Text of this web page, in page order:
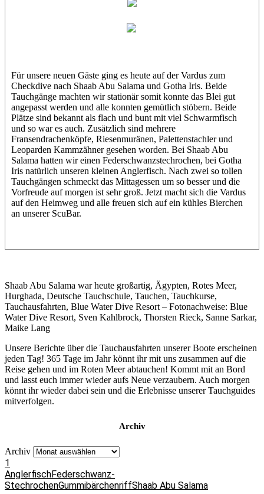
Für unsere neuen Gäste ging es heute auf der Vardus zum
Checkdive nach Shaab Abu Salama und Gotha Iris. Beide
Tauchgänge machten wir stationär somit konnte das Blei gut
angepasst werden und alle konnten gemütlich stöbern. Beide
Plätze sind bekannt als flach und bunt mit viel Schwarmfisch
und so war es auch. Zusätzlich sind mehrere
Fransendrachenköpfe, Riesenmuränen, Palettenstachler und
Leoparden Kammzähner gesehen worden. Bei Shaab Abu
Salama hatten wir einen Federschwanzstechrochen, bei Gotha
Iris natürlich unseren kleinen Anglerfisch. Nach zwei so tollen
Tauchgängen schmeckt das Mittagessen um so besser und die
Vorfreude auf morgen ist sehr groß. Jetzt macht sich die Vardus
auf den Heimweg und alle freuen sich auf ein kühles Bierchen
an unserer ScuBar.
Shaab Abu Salama war heute großartig, Ägypten, Rotes Meer,
Hurghada, Deutsche Tauchschule, Tauchen, Tauchkurse,
Tauchausfahrten, Blue Water Dive Resort – Fotonachweise: Blue
Water Dive Resort, Sven Kahlbrock, Thorsten Rieck, Sanne Sarkar,
Maike Lang
Unsere Berichte über die Tauchausfahrten unserer Boote erscheinen
jeden Tag! 365 Tage im Jahr könnt ihr mit uns zusammen auf die
Reise gehen und im Roten Meer abtauchen! Kommt mit an Bord
und lasst euch immer wieder aufs Neue verzaubern. Auch morgen
könnt ihr wieder dabei sein und die Erlebnisse unserer Tauchguides
mitverfolgen.
Archiv
Archiv
1
AnglerfischFederschwanz-
StechrochenGummibärchenriffShaab Abu Salama